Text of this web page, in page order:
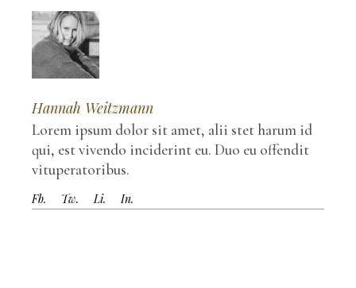
Hannah Weitzmann
Lorem ipsum dolor sit amet, alii stet harum id
qui, est vivendo inciderint eu. Duo eu offendit
vituperatoribus.
Fb. Tw. Li. In.